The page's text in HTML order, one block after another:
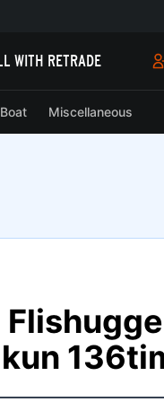
WITH RETRADE
Boat Miscellaneous